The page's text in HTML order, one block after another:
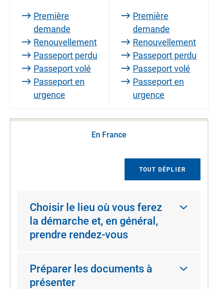
Première
demande
Renouvellement
Passeport perdu
Passeport volé
Passeport en
urgence
Première
demande
Renouvellement
Passeport perdu
Passeport volé
Passeport en
urgence
En France
TOUT DÉPLIER
Choisir le lieu où vous ferez
la démarche et, en général,
prendre rendez-vous
Préparer les documents à
présenter